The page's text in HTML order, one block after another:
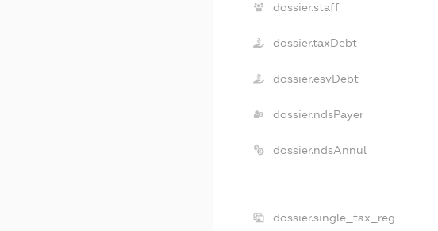
dossier.staff
dossier.taxDebt
dossier.esvDebt
dossier.ndsPayer
dossier.ndsAnnul
dossier.single_tax_reg